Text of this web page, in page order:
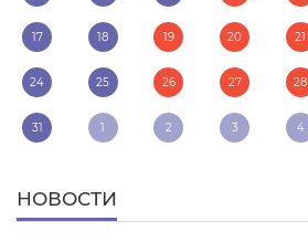
17 18 19 20 21
24 25 26 27 28
31 1 2 3 4
НОВОСТИ